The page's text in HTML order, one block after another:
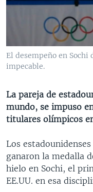
ENTRETENIMIENTO Y
TECNOLOGÍA
DEPORTES
FOTOGRAFÍA
AUDIOS
PROGRAMAS TV
EL MUNDO AL DÍA
FORO
LAS CLAVES
PANORAMA
RADIO
AVANCE INFORMATIVO
BUENOS DÍAS
ESTADOS UNIDOS AL
FORO [RADIO]
DEPORTIVO
DIRECT
Learning English
Idiomas
El desempeño en
impecable.
La pareja de
mundo, se impuso
titulares olímpicos
Los
ganaron la medalla
hielo en Sochi, el
EE.UU. en esa